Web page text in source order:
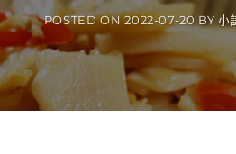
POSTED ON2022-07-20 BY小